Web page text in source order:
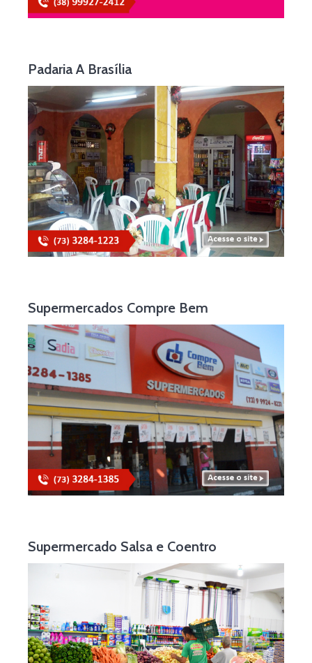
Padaria A Brasília
Supermercados Compre Bem
Supermercado Salsa e Coentro